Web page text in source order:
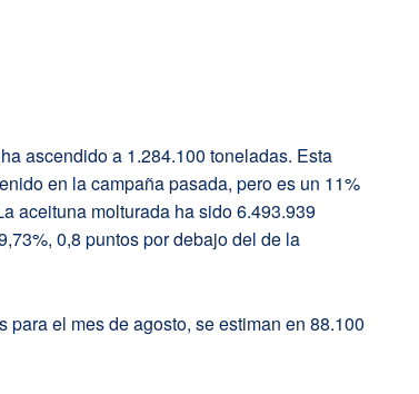
ascendido a 1.284.100 toneladas. Esta
en la campaña pasada, pero es un 11%
aceituna molturada ha sido 6.493.939
0,8 puntos por debajo del de la
el mes de agosto, se estiman en 88.100